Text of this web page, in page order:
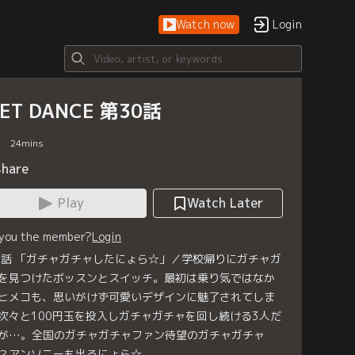
Watch now Login
DANCE 第30話
24mins
Play
Watch Later
the member?Login
「ガチャガチャしたにょら☆」／学校帰りにガチャガ
見つけたボッスンとスイッチ。最初は乗り気ではなか
メコも、思いがけず可愛いデザインに魅了されてしま
々と100円玉を投入しガチャガチャを回し続ける3人だ
…。全国のガチャガチャファン待望のガチャガチャ